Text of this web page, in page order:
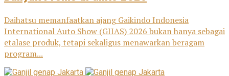
Daihatsu memanfaatkan ajang Gaikindo Indonesia
International Auto Show (GIIAS) 2026 bukan hanya sebagai
etalase produk, tetapi sekaligus menawarkan beragam
program...